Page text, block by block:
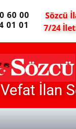
60 00
01 01
Sözcü
7/24
İlan